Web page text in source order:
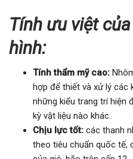
Tính ưu việt
hình:
Tính thẩm mỹ cao:
hợp để thiết và xử lý các
những kiểu trang trí hiện
kỳ vật liệu nào khác.
Chịu lực tốt: các thanh
theo tiêu chuẩn quốc